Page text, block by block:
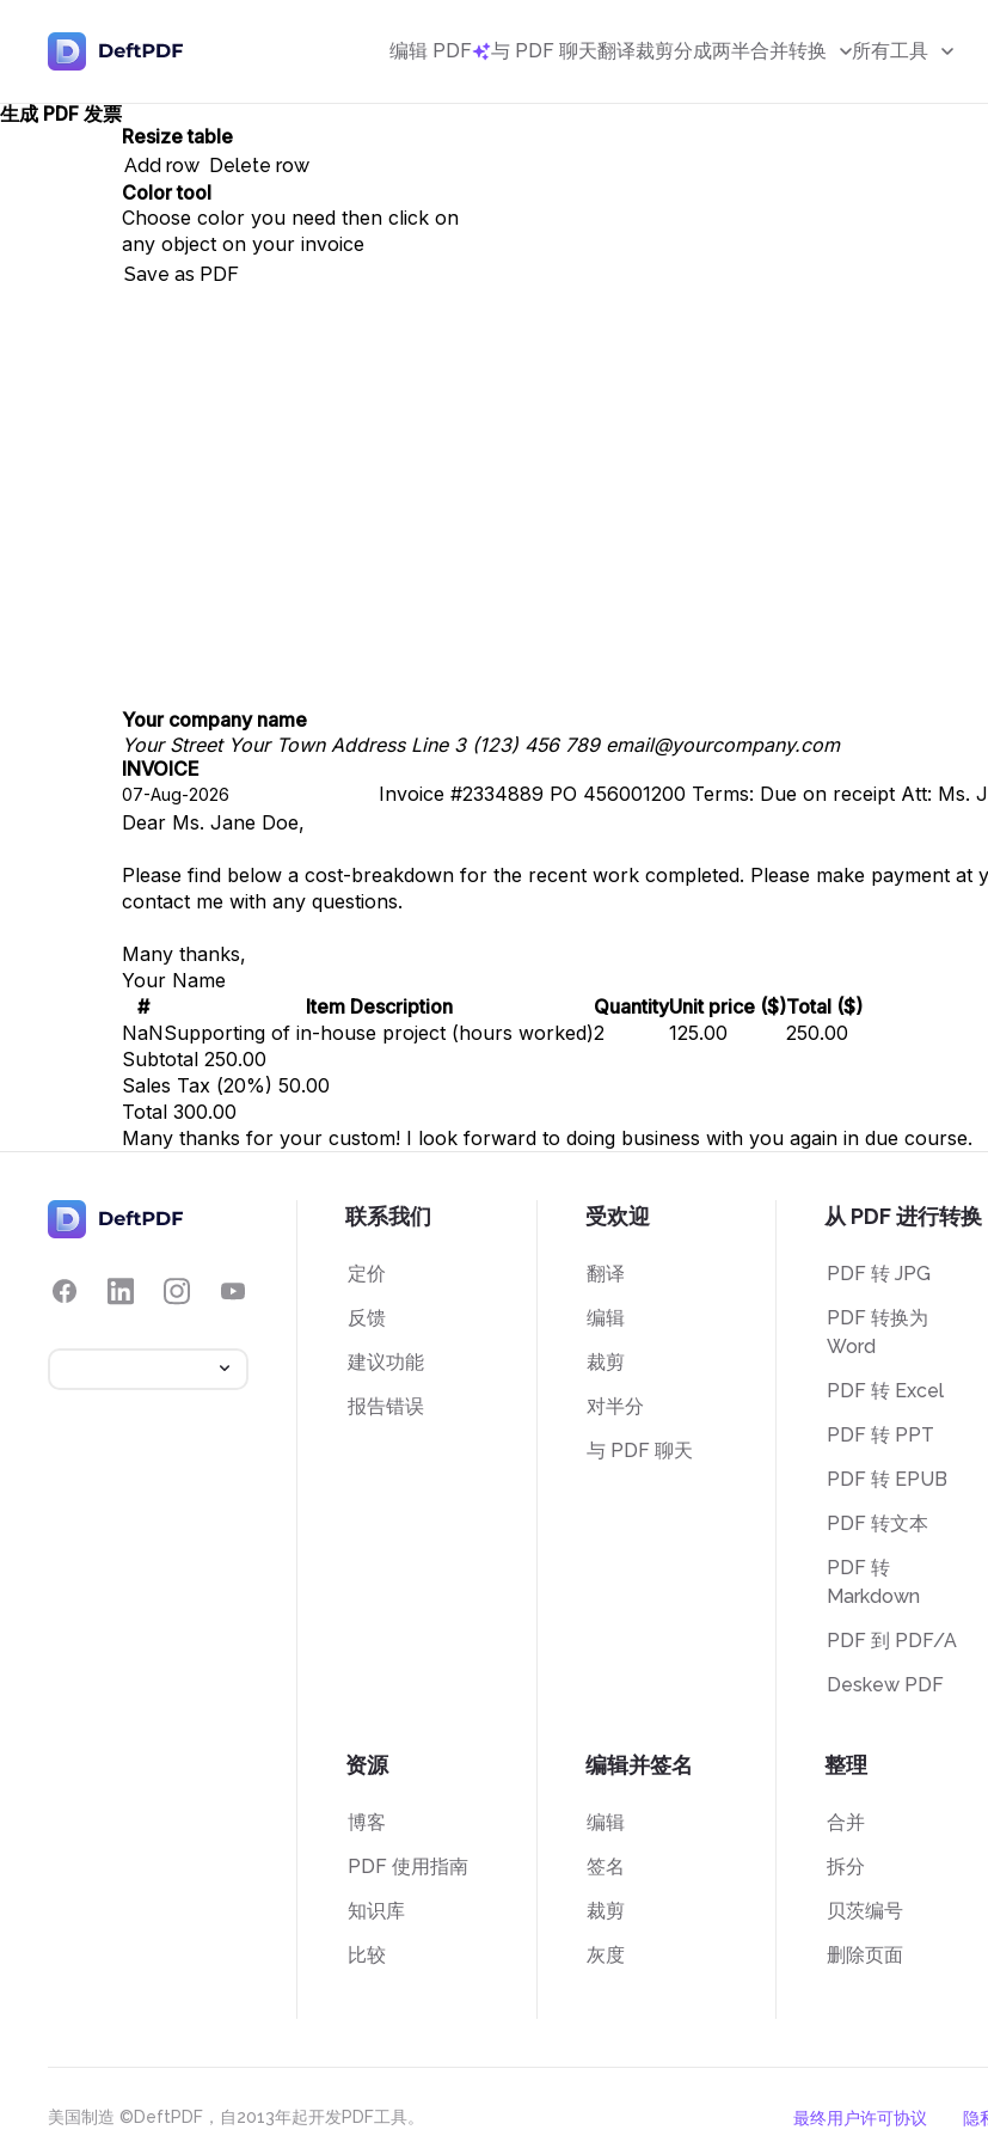
编辑 PDF 与 PDF 聊天翻译裁剪分成两半合并转换 所有工具
生成 PDF 发票
Resize table
Add row Delete row
Color tool
Choose color you need then click on
any object on your invoice
Save as PDF
Your company name
Your Street Your Town Address Line 3 (123) 456 789 email@yourcompany.com
INVOICE
Invoice #2334889 PO 456001200 Terms: Due on receipt Att: Ms.
Dear Ms. Jane Doe,
Please find below a cost-breakdown for the recent work completed. Please make payment at
contact me with any questions.
Many thanks,
Your Name
#
Item Description QuantityUnit price ($)Total ($)
NaNSupporting of in-house project (hours worked)2 125.00
250.00
Subtotal 250.00
Sales Tax (20%) 50.00
Total 300.00
Many thanks for your custom! I look forward to doing business with you again in due course.
联系我们
定价
反馈
建议功能
报告错误
资源
博客
PDF 使用指南
知识库
比较
受欢迎
翻译
编辑
裁剪
对半分
与 PDF 聊天
编辑并签名
编辑
签名
裁剪
灰度
从 PDF 进行转换
PDF 转 JPG
PDF 转换为
Word
PDF 转 Excel
PDF 转 PPT
PDF 转 EPUB
PDF 转文本
PDF 转
Markdown
PDF 到 PDF/A
Deskew PDF
整理
合并
拆分
贝茨编号
删除页面
美国制造 ©DeftPDF，自2013年起开发PDF工具。 最终用户许可协议 隐